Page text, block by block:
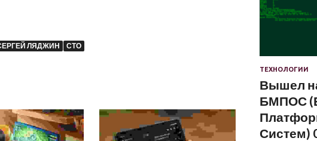
ЛЯДЖИН СТО
ТЕХНОЛОГИИ
Вышел
БМПОС
Систем)